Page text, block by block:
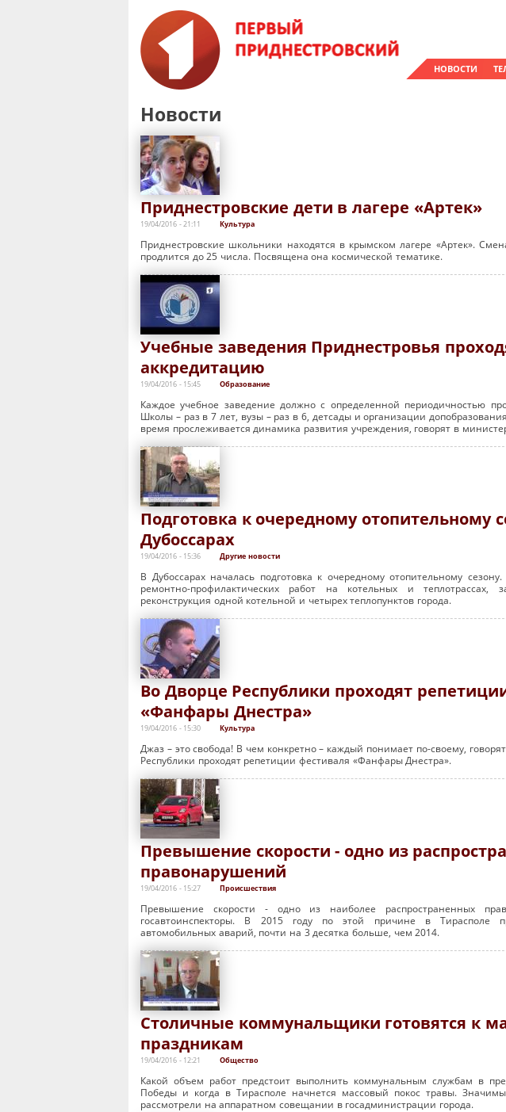
НОВОСТИ
Новости
Приднестровские дети в лагере «Артек»
19/04/2016 - 21:11 Культура
Приднестровские школьники находятся в крымском лагере «Артек».
продлится до 25 числа. Посвящена она космической тематике.
Учебные заведения Приднестровья
аккредитацию
19/04/2016 - 15:45 Образование
Каждое учебное заведение должно с определенной периодичностью
Школы – раз в 7 лет, вузы – раз в 6, детсады и организации
время прослеживается динамика развития учреждения, говорят в
Подготовка к очередному отопительному
Дубоссарах
19/04/2016 - 15:36 Другие новости
В Дубоссарах началась подготовка к очередному отопительному
ремонтно-профилактических работ на котельных и теплотрассах,
реконструкция одной котельной и четырех теплопунктов города.
Во Дворце Республики проходят
«Фанфары Днестра»
19/04/2016 - 15:30 Культура
Джаз – это свобода! В чем конкретно – каждый понимает по-своему,
Республики проходят репетиции фестиваля «Фанфары Днестра».
Превышение скорости - одно из
правонарушений
19/04/2016 - 15:27 Происшествия
Превышение скорости - одно из наиболее распространенных
госавтоинспекторы. В 2015 году по этой причине в Тирасполе
автомобильных аварий, почти на 3 десятка больше, чем 2014.
Столичные коммунальщики готовятся к
праздникам
19/04/2016 - 12:21 Общество
Какой объем работ предстоит выполнить коммунальным службам в
Победы и когда в Тирасполе начнется массовый покос травы.
рассмотрели на аппаратном совещании в госадминистрации города.